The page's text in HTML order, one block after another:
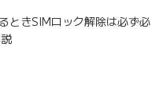
ときSIMロック解除は必ず必